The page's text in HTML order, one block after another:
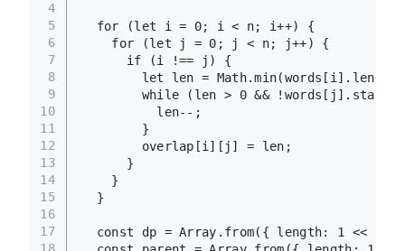
4
5
6
7
8
9
10
11
12
13
14
15
16
17
for (let i = 0; i < n; i++) {
for (let j = 0 ; j < n; j++) {
if (i !== j) {
let len = Math.min(words[i]. length
while (len > 0 && !words[j].
          len--;
        }
        overlap[i][j] = len;
      }
    }
  }
const dp = Array . from({ length: 1
<< n